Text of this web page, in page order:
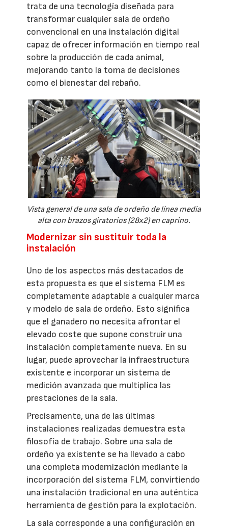
trata de una tecnología diseñada para
transformar cualquier sala de ordeño
convencional en una instalación digital
capaz de ofrecer información en tiempo real
sobre la producción de cada animal,
mejorando tanto la toma de decisiones
como el bienestar del rebaño.
Vista general de una sala de ordeño de línea media
alta con brazos giratorios (28x2) en caprino.
Modernizar sin sustituir toda la
instalación
Uno de los aspectos más destacados de
esta propuesta es que el sistema FLM es
completamente adaptable a cualquier marca
y modelo de sala de ordeño. Esto significa
que el ganadero no necesita afrontar el
elevado coste que supone construir una
instalación completamente nueva. En su
lugar, puede aprovechar la infraestructura
existente e incorporar un sistema de
medición avanzada que multiplica las
prestaciones de la sala.
Precisamente, una de las últimas
instalaciones realizadas demuestra esta
filosofía de trabajo. Sobre una sala de
ordeño ya existente se ha llevado a cabo
una completa modernización mediante la
incorporación del sistema FLM, convirtiendo
una instalación tradicional en una auténtica
herramienta de gestión para la explotación.
La sala corresponde a una configuración en